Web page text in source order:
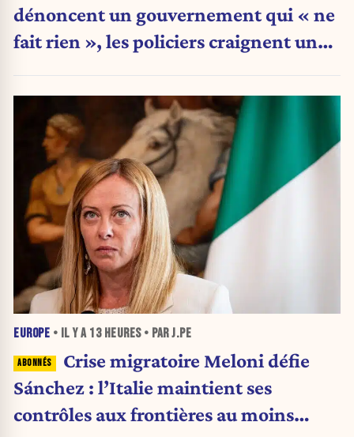
dénoncent un gouvernement qui « ne
fait rien », les policiers craignent une
EUROPE • IL Y A 13 HEURES• PAR J.PE
Crise migratoire Meloni défie
Sánchez : l’Italie maintient ses
contrôles aux frontières au moins